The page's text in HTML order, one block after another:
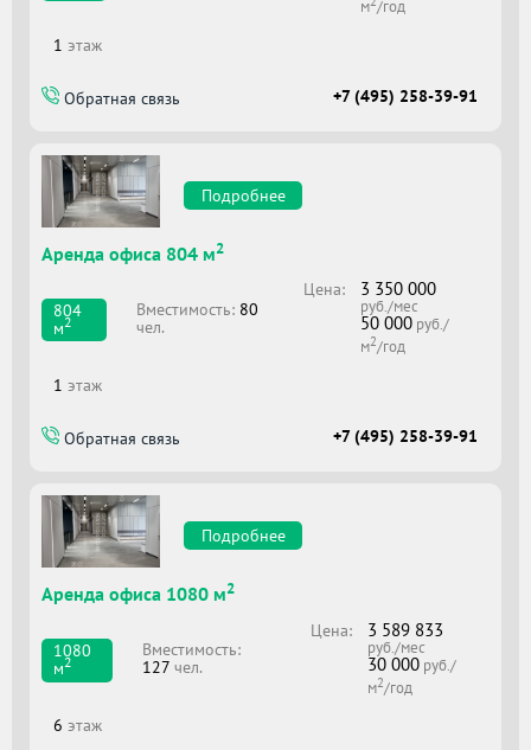
м /год
1 этаж
Обратная связь +7 (495) 258-39-91
Подробнее
Аренда офиса 804 м2
804
м2
Вместимоcть: 80
чел.
Цена: 3 350 000
руб./мес
50 000руб./
м2/год
1 этаж
Обратная связь +7 (495) 258-39-91
Подробнее
Аренда офиса 1080 м2
1080
м2
Вместимоcть:
127 чел.
Цена: 3 589 833
руб./мес
30 000руб./
м2/год
6 этаж